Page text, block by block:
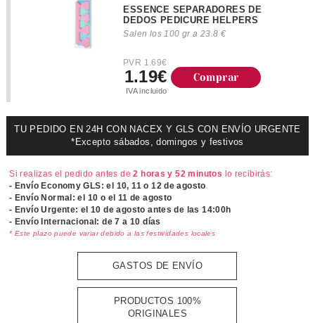
ESSENCE SEPARADORES DE
DEDOS PEDICURE HELPERS
Salen los 100 gr a 23.8 €
PVR 1.69€
1.19€
IVA incluido
Comprar
TU PEDIDO EN 24H CON NACEX Y GLS CON ENVÍO URGENTE
*Excepto sábados, domingos y festivos
Si realizas el pedido antes de2 horas y 52 minutos lo recibirás:
- Envío Economy GLS: el 10, 11 o 12 de agosto
- Envío Normal: el 10 o el 11 de agosto
- Envío Urgente: el10 de agosto antes de las 14:00h
- Envío Internacional: de 7 a 10 días
* Este plazo puede variar debido a las festividades locales
GASTOS DE ENVÍO
PRODUCTOS 100%
ORIGINALES